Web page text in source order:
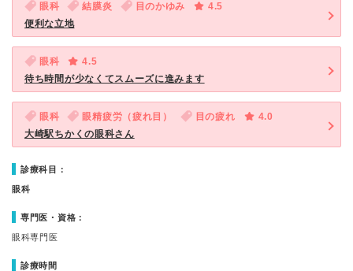
眼科 結膜炎 目のかゆみ
4.5
便利な立地
眼科
4.5
待ち時間が少なくてスムーズに進みます
眼科 眼精疲労（疲れ目） 目の疲れ
4.0
大崎駅ちかくの眼科さん
診療科目：
眼科
専門医・資格：
眼科専門医
診療時間